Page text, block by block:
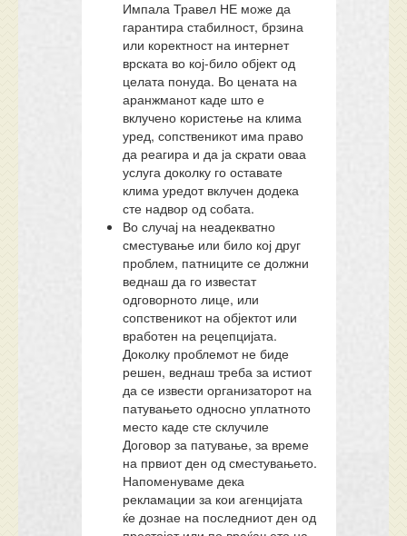
Импала Травел НЕ може да
гарантира стабилност, брзина
или коректност на интернет
врската во кој-било објект од
целата понуда. Во цената на
аранжманот каде што е
вклучено користење на клима
уред, сопственикот има право
да реагира и да ја скрати оваа
услуга доколку го оставате
клима уредот вклучен додека
сте надвор од собата.
Во случај на неадекватно
сместување или било кој друг
проблем, патниците се должни
веднаш да го известат
одговорното лице, или
сопственикот на објектот или
вработен на рецепцијата.
Доколку проблемот не биде
решен, веднаш треба за истиот
да се извести организаторот на
патувањето односно уплатното
место каде сте склучиле
Договор за патување, за време
на првиот ден од сместувањето.
Напоменуваме дека
рекламации за кои агенцијата
ќе дознае на последниот ден од